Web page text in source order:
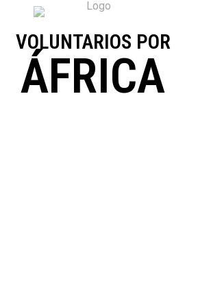
VOLUNTARIOS POR
ÁFRICA